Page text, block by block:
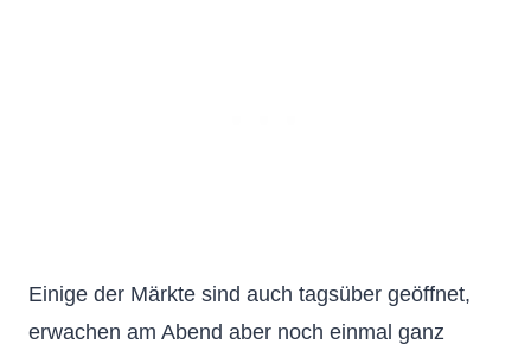
Einige der Märkte sind auch tagsüber geöffnet,
erwachen am Abend aber noch einmal ganz